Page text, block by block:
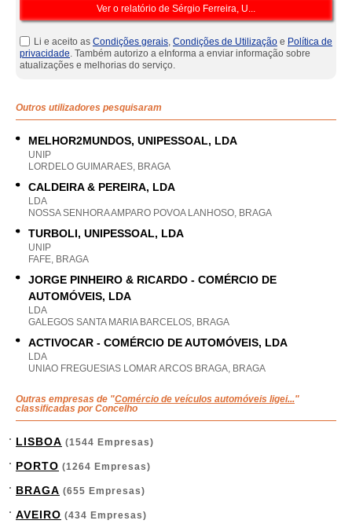
Li e aceito as Condições gerais, Condições de Utilização e Política de
privacidade. Também autorizo a eInforma a enviar informação sobre
atualizações e melhorias do serviço.
Outros utilizadores pesquisaram
MELHOR2MUNDOS, UNIPESSOAL, LDA
UNIP
LORDELO GUIMARAES, BRAGA
CALDEIRA & PEREIRA, LDA
LDA
NOSSA SENHORA AMPARO POVOA LANHOSO, BRAGA
TURBOLI, UNIPESSOAL, LDA
UNIP
FAFE, BRAGA
JORGE PINHEIRO & RICARDO - COMÉRCIO DE
AUTOMÓVEIS, LDA
LDA
GALEGOS SANTA MARIA BARCELOS, BRAGA
ACTIVOCAR - COMÉRCIO DE AUTOMÓVEIS, LDA
LDA
UNIAO FREGUESIAS LOMAR ARCOS BRAGA, BRAGA
Outras empresas de "Comércio de veículos automóveis ligei..."
classificadas por Concelho
LISBOA (1544 Empresas)
PORTO (1264 Empresas)
BRAGA (655 Empresas)
AVEIRO (434 Empresas)